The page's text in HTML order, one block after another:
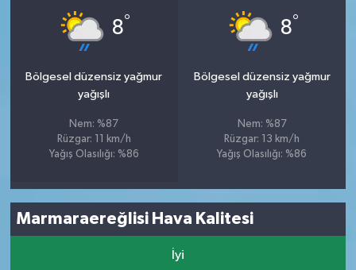
8°
Bölgesel düzensiz yağmur
yağışlı
Nem: %87
Rüzgar: 11 km/h
Yağış Olasılığı: %86
8°
Bölgesel düzensiz yağmur
yağışlı
Nem: %87
Rüzgar: 13 km/h
Yağış Olasılığı: %86
Marmaraereğlisi Hava Kalitesi
İyi